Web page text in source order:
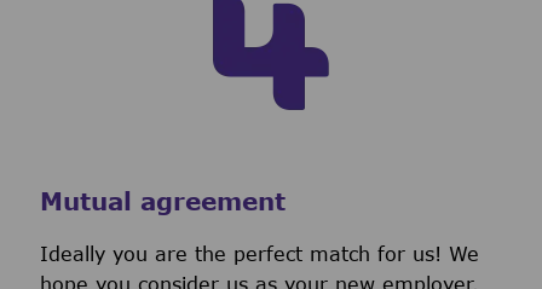
Mutual agreement
Ideally you are the perfect match for us! We
hope you consider us as your new employer.